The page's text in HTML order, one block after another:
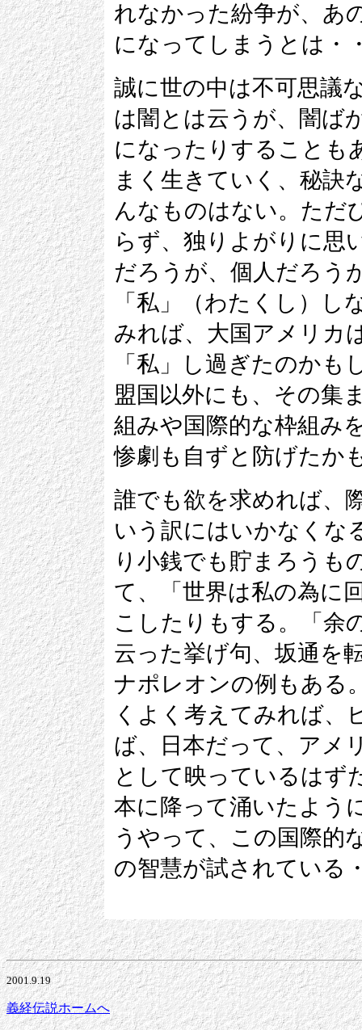
れなかった紛争が、あ
になってしまうとは・
誠に世の中は不可思議
は闇とは云うが、闇ば
になったりすることも
まく生きていく、秘訣
んなものはない。ただ
らず、独りよがりに思
だろうが、個人だろう
「私」（わたくし）
みれば、大国アメリカ
「私」し過ぎたのか
盟国以外にも、その集
組みや国際的な枠組み
惨劇も自ずと防げたか
誰でも欲を求めれば、
いう訳にはいかなくな
り小銭でも貯まろうも
て、「世界は私の為に
こしたりもする。「余
云った挙げ句、坂通を
ナポレオンの例もある
くよく考えてみれば、
ば、日本だって、アメ
として映っているはず
本に降って涌いたよう
うやって、この国際的
の智慧が試されている
2001.9.19
義経伝説ホームへ